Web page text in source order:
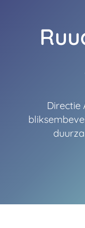
Directie